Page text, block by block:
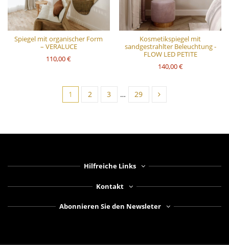
Spiegel mit organischer Form
– VERALUCE
110,00 €
Kosmetikspiegel mit
sandgestrahlter Beleuchtung -
FLOW LED PETITE
140,00 €
1 2 3 … 29
Hilfreiche Links
Kontakt
Abonnieren Sie den Newsleter